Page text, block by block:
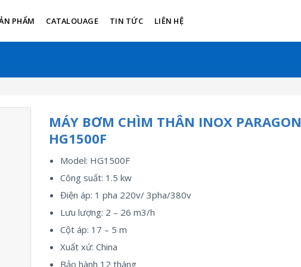
PHẨM CATALOUAGE TIN TỨC LIÊN HỆ
MÁY BƠM CHÌM THÂN INOX PARAGON
HG1500F
Model: HG1500F
Công suất: 1.5 kw
Điện áp: 1 pha 220v/ 3pha/380v
Lưu lượng: 2 – 26 m3/h
Cột áp: 17 – 5 m
Xuất xứ: China
Bảo hành 12 tháng